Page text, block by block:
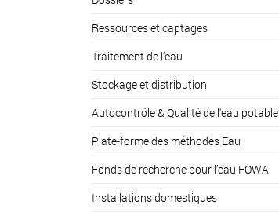
Ressources et captages
Traitement de l’eau
Stockage et distribution
Autocontrôle & Qualité de l'eau potable
Plate-forme des méthodes Eau
Fonds de recherche pour l’eau FOWA
Installations domestiques